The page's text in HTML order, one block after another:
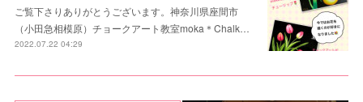
ご覧下さりありがとうございます。神奈川県座間市
（小田急相模原）チョークアート教室moka＊Chalk…
2022.07.22 04:29